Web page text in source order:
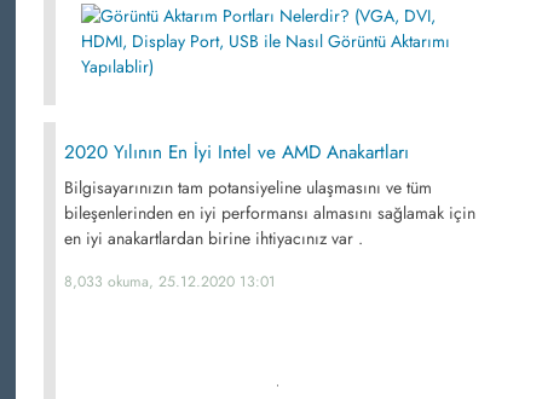
2020 Yılının En İyi Intel ve AMD Anakartları
Bilgisayarınızın tam potansiyeline ulaşmasını ve tüm
bileşenlerinden en iyi performansı almasını sağlamak için
en iyi anakartlardan birine ihtiyacınız var .
8,033 okuma, 25.12.2020 13:01